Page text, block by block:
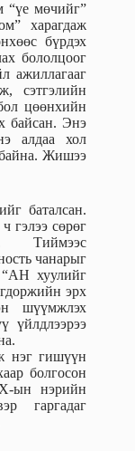
мөчийг”
харагдаж
бүрдэх
бололцоог
ажиллагааг
сэтгэлийн
цөөнхийн
байсан. Энэ
алдаа хол
байна. Жишээ
баталсан.
гэлээ сөрөг
Тиймээс
чанарыг
хуулийг
эрх
шүүмжлэх
үйлдлээрээ
нэг гишүүн
болгосон
ын нэрийн
гаргадаг